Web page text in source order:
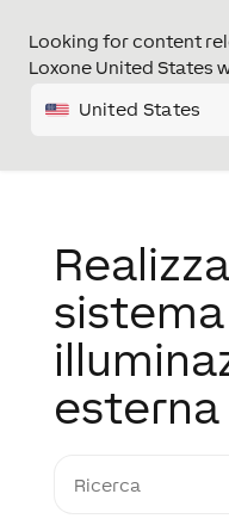
Looking for content
Loxone United States
United States